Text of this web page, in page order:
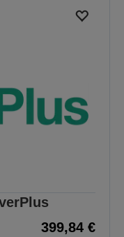
399,84 €